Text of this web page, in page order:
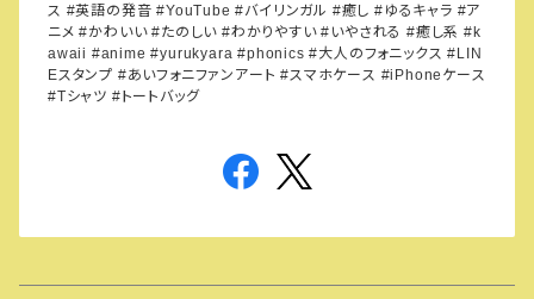
ス #英語の発音 #YouTube #バイリンガル #癒し # ゆるキャラ #ア
ニメ #かわいい#たのしい #わかりやすい# いやされる #癒し系 #k
awaii #anime #yurukyara #phonics #大人のフォニックス #LIN
Eスタンプ #あいフォニファンアート #スマホケース #iPhone ケース
#Tシャツ #トートバッグ